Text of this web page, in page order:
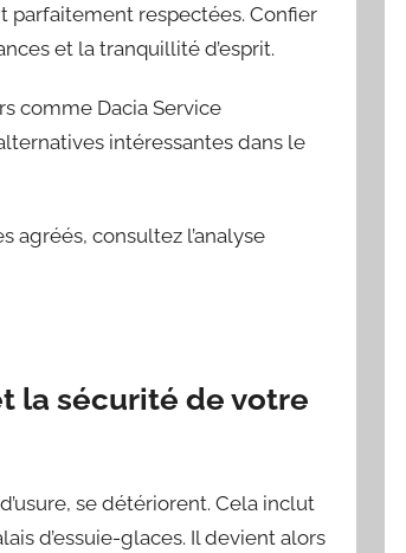
parfaitement respectées. Confier
et la tranquillité d’esprit.
comme Dacia Service
intéressantes dans le
agréés, consultez l’analyse
la sécurité de votre
se détériorent. Cela inclut
d’essuie-glaces. Il devient alors